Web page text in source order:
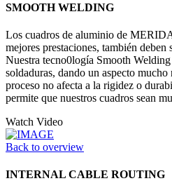
SMOOTH WELDING
Los cuadros de aluminio de
mejores prestaciones, también deben
Nuestra tecno0logía Smooth
soldaduras, dando un aspecto
proceso no afecta a la rigidez o
permite que nuestros cuadros sean
Watch Video
Back to overview
INTERNAL CABLE ROUTING